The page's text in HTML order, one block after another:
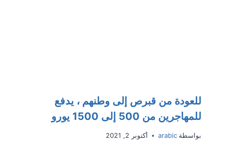
للعودة من قبرص إلى وطنهم ، يدفع
للمهاجرين من 500 إلى 1500 يورو
بواسطة arabic أكتوبر 2, 2021